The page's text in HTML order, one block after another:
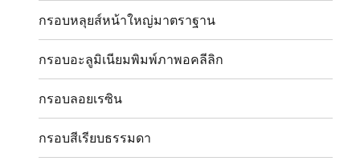
กรอบหลุยส์หน้าใหญ่มาตราฐาน
กรอบอะลูมิเนียมพิมพ์ภาพอคลีลิก
กรอบลอยเรซิน
กรอบสีเรียบธรรมดา